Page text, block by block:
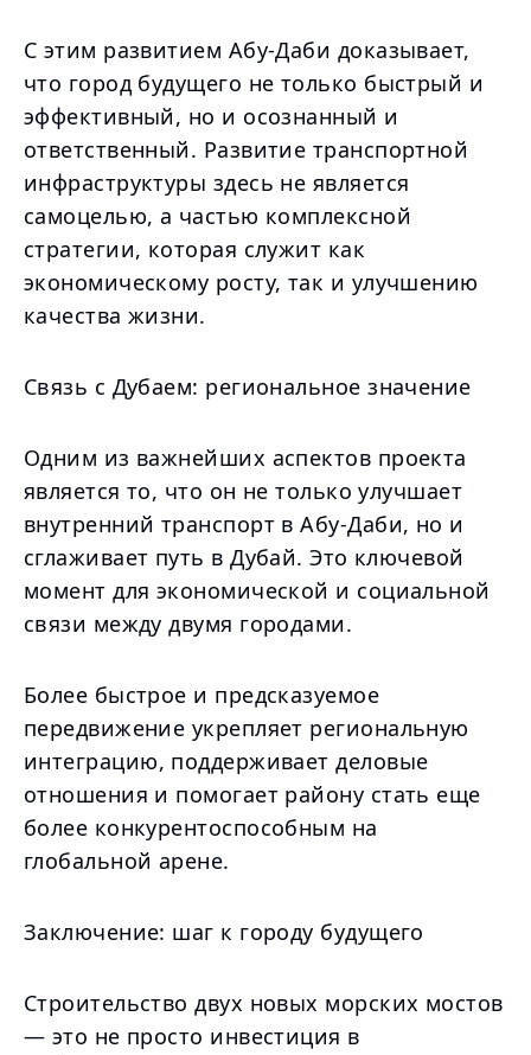
С этим развитием Абу-Даби доказывает,
что город будущего не только быстрый и
эффективный, но и осознанный и
ответственный. Развитие транспортной
инфраструктуры здесь не является
самоцелью, а частью комплексной
стратегии, которая служит как
экономическому росту, так и улучшению
качества жизни.
Связь с Дубаем: региональное значение
Одним из важнейших аспектов проекта
является то, что он не только улучшает
внутренний транспорт в Абу-Даби, но и
сглаживает путь в Дубай. Это ключевой
момент для экономической и социальной
связи между двумя городами.
Более быстрое и предсказуемое
передвижение укрепляет региональную
интеграцию, поддерживает деловые
отношения и помогает району стать еще
более конкурентоспособным на
глобальной арене.
Заключение: шаг к городу будущего
Строительство двух новых морских мостов
— это не просто инвестиция в